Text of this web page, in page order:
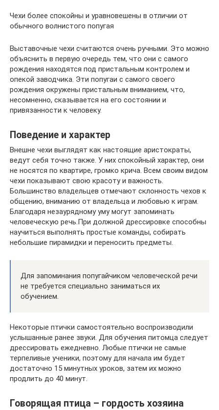
Чехи более спокойны и уравновешены в отличии от
обычного волнистого попугая
Выставочные чехи считаются очень ручными. Это можно
объяснить в первую очередь тем, что они с самого
рождения находятся под пристальным контролем и
опекой заводчика. Эти попугаи с самого своего
рождения окружены пристальным вниманием, что,
несомненно, сказывается на его состоянии и
привязанности к человеку.
Поведение и характер
Внешне чехи выглядят как настоящие аристократы,
ведут себя точно также. У них спокойный характер, они
не носятся по квартире, громко крича. Всем своим видом
чехи показывают свою красоту и важность.
Большинство владельцев отмечают склонность чехов к
общению, вниманию от владельца и любовью к играм.
Благодаря незаурядному уму могут запоминать
человеческую речь.При должной дрессировке способны
научиться выполнять простые команды, собирать
небольшие пирамидки и переносить предметы.
Для запоминания попугайчиком человеческой речи
не требуется специально заниматься их
обучением.
Некоторые птички самостоятельно воспроизводили
услышанные ранее звуки. Для обучения питомца следует
дрессировать ежедневно. Любые птички не самые
терпеливые ученики, поэтому для начала им будет
достаточно 15 минутных уроков, затем их можно
продлить до 40 минут.
Говорящая птица – гордость хозяина